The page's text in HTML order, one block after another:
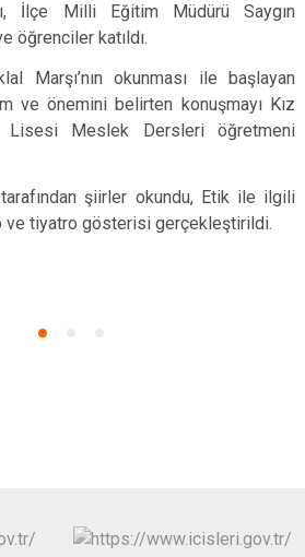
Altınordu
İlçe Milli Eğitim Müdürü Saygın
öğrenciler katıldı.
Marşı’nın okunması ile başlayan
ve önemini belirten konuşmayı Kız
Lisesi Meslek Dersleri öğretmeni
şiirler okundu, Etik ile ilgili
ve tiyatro gösterisi gerçekleştirildi.